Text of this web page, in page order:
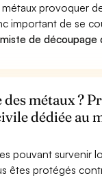
provoquer
important de se
de découpage
métaux ?
dédiée au
pouvant survenir
êtes protégés